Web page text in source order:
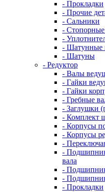
- Прокладки
- Прочие
- Сальники
- Стопорные
-
- Шатунные
- Шатуны
- Редуктор
- Валы
- Гайки
- Гайки
- Гребные
- Заглушки
- Комплект
- Корпусы
- Корпусы
-
-
вала
-
-
- Прокладки